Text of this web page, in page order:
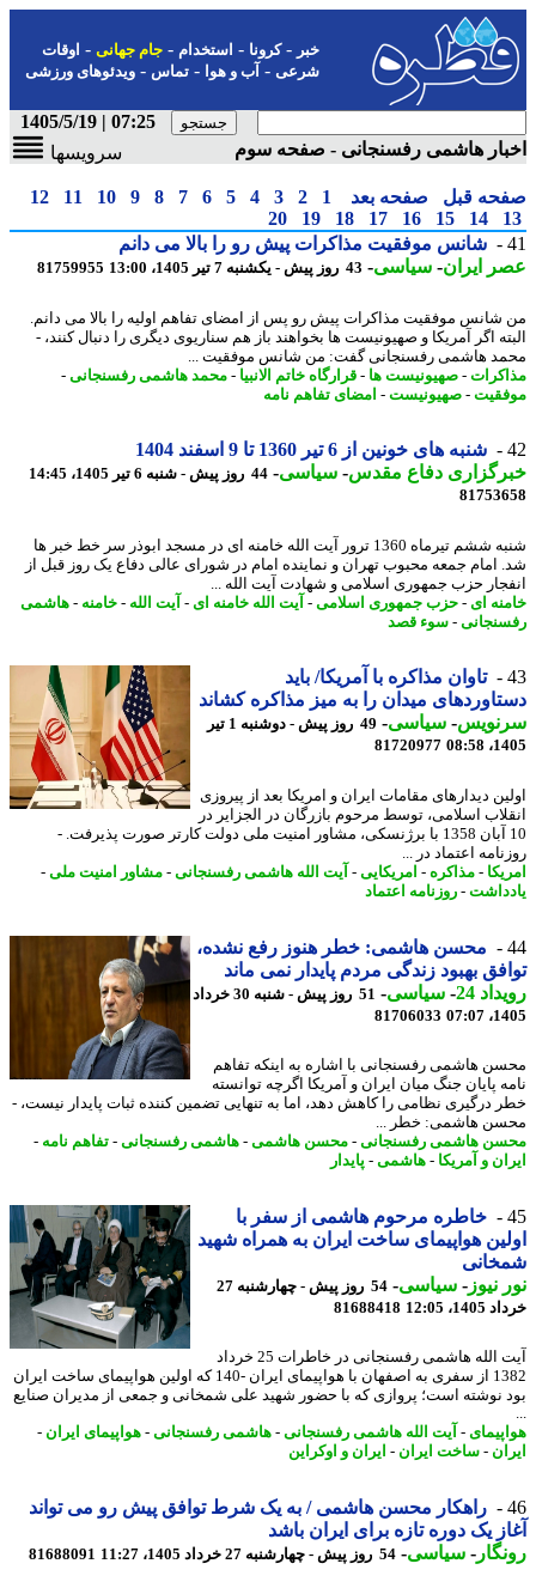
-کرونا-استخدام- جام جهانی-اوقات
شرعی-آب و هوا-تماس-ویدئوهای ورزشی
07:25 | 1405/5/19
هاشمی رفسنجانی - صفحه سوم
سرویسها
قبل صفحه بعد 1
2
3
4
5
6
7
8
9
10
11
12
14
15
16
17
18
19
20
شانس موفقیت مذاکرات پیش رو را بالا می دانم
ایران- سیاسی-43 روز پیش - یکشنبه 7 تیر 1405، 13:00 81759955
موفقیت مذاکرات پیش رو پس از امضای تفاهم اولیه را بالا می دانم.
اگر آمریکا و صهیونیست ها بخواهند باز هم سناریوی دیگری را دنبال کنند، -
هاشمی رفسنجانی گفت: من شانس موفقیت ...
- صهیونیست ها- قرارگاه خاتم الانبیا -محمد هاشمی رفسنجانی-
-صهیونیست-امضای تفاهم نامه
شنبه های خونین از 6 تیر 1360 تا 9 اسفند 1404
دفاع مقدس-سیاسی-44 روز پیش - شنبه 6 تیر 1405، 14:45
شنبه ششم تیرماه 1360 ترور آیت الله خامنه ای در مسجد ابوذر سر خط خبر ها
امام جمعه محبوب تهران و نماینده امام در شورای عالی دفاع یک روز قبل از
حزب جمهوری اسلامی و شهادت آیت الله ...
ای- حزب جمهوری اسلامی-آیت الله خامنه ای- آیت الله-خامنه-هاشمی
-سوء قصد
تاوان مذاکره با آمریکا/ باید
میدان را به میز مذاکره کشاند
-سیاسی-
49 روز پیش - دوشنبه 1 تیر
81720977
دیدارهای مقامات ایران و امریکا بعد از پیروزی
اسلامی، توسط مرحوم بازرگان در الجزایر در
10 آبان 1358 با برژنسکی، مشاور امنیت ملی دولت کارتر صورت پذیرفت. -
اعتماد در ...
- مذاکره -امریکایی-آیت الله هاشمی رفسنجانی-مشاور امنیت ملی -
-روزنامه اعتماد
محسن هاشمی: خطر هنوز رفع نشده،
بهبود زندگی مردم پایدار نمی ماند
24
-سیاسی-
51 روز پیش - شنبه 30 خرداد
81706033
هاشمی رفسنجانی با اشاره به اینکه تفاهم
پایان جنگ میان ایران و آمریکا اگرچه توانسته
درگیری نظامی را کاهش دهد، اما به تنهایی تضمین کننده ثبات پایدار نیست، -
هاشمی: خطر ...
هاشمی رفسنجانی-محسن هاشمی-هاشمی رفسنجانی-تفاهم نامه -
و آمریکا- هاشمی-پایدار
خاطره مرحوم هاشمی از سفر با
هواپیمای ساخت ایران به همراه شهید
نیوز-سیاسی-
54 روز پیش - چهارشنبه 27
12:05
81688418
آیت الله هاشمی رفسنجانی در خاطرات 25 خرداد
1382 از سفری به اصفهان با هواپیمای ایران -140 که اولین هواپیمای ساخت ایران
نوشته است؛ پروازی که با حضور شهید علی شمخانی و جمعی از مدیران صنایع
-آیت الله هاشمی رفسنجانی-هاشمی رفسنجانی-هواپیمای ایران -
- ساخت ایران - ایران و اوکراین
راهکار محسن هاشمی / به یک شرط توافق پیش رو می تواند
یک دوره تازه برای ایران باشد
-سیاسی-54 روز پیش - چهارشنبه 27 خرداد 1405، 11:27 81688091